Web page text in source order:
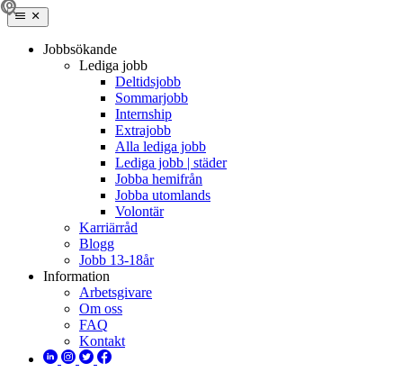
Jobbsökande
Lediga jobb
Deltidsjobb
Sommarjobb
Internship
Extrajobb
Alla lediga jobb
Lediga jobb | städer
Jobba hemifrån
Jobba utomlands
Volontär
Karriärråd
Blogg
Jobb 13-18år
Information
Arbetsgivare
Om oss
FAQ
Kontakt